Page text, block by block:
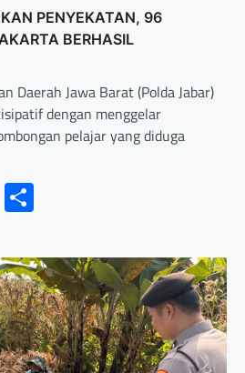
PENYEKATAN, 96
BERHASIL
Daerah Jawa Barat (Polda Jabar)
dengan menggelar
pelajar yang diduga
X